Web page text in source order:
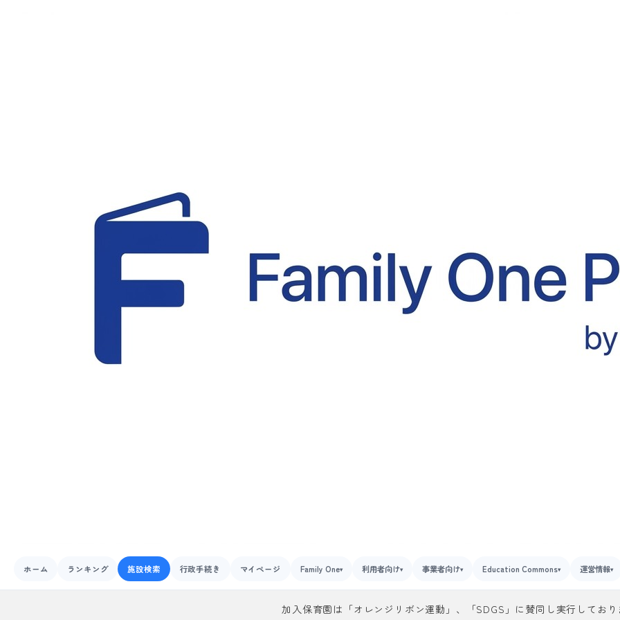
ホーム ランキング 施設検索 行政手続き マイページ Family One▾ 利用者向け▾ 事業者向け▾ Education Commons▾ 運営情報▾
加入保育園は「オレンジリボン運動」、「SDGS」に賛同し実行してお